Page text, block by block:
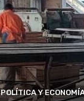
POLÍTICA Y